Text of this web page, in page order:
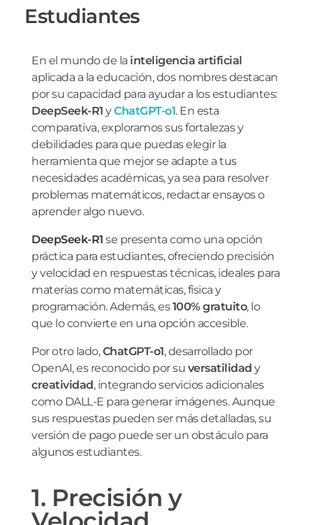
Estudiantes
En el mundo de la inteligencia artificial
aplicada a la educación, dos nombres destacan
por su capacidad para ayudar a los estudiantes:
DeepSeek-R1 yChatGPT-o1. En esta
comparativa, exploramos sus fortalezas y
debilidades para que puedas elegir la
herramienta que mejor se adapte a tus
necesidades académicas, ya sea para resolver
problemas matemáticos, redactar ensayos o
aprender algo nuevo.
DeepSeek-R1 se presenta como una opción
práctica para estudiantes, ofreciendo precisión
y velocidad en respuestas técnicas, ideales para
materias como matemáticas, física y
programación. Además, es100% gratuito, lo
que lo convierte en una opción accesible.
Por otro lado,ChatGPT-o1, desarrollado por
OpenAI, es reconocido por su versatilidad y
creatividad, integrando servicios adicionales
como DALL-E para generar imágenes. Aunque
sus respuestas pueden ser más detalladas, su
versión de pago puede ser un obstáculo para
algunos estudiantes.
1. Precisión y